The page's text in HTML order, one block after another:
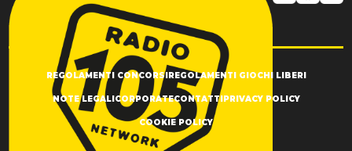
REGOLAMENTI CONCORSI REGOLAMENTI GIOCHI LIBERI
NOTE LEGALI CORPORATECONTATTI PRIVACY POLICY
COOKIE POLICY